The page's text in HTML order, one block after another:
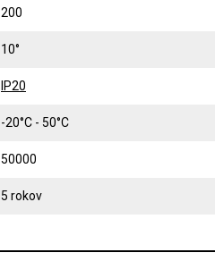
200
10°
IP20
-20°C - 50°C
50000
5 rokov